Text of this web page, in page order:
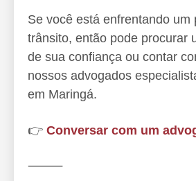
Se você está enfrentando um
trânsito, então pode procurar
de sua confiança ou contar
nossos advogados
em Maringá.
👉 Conversar com um
⸻